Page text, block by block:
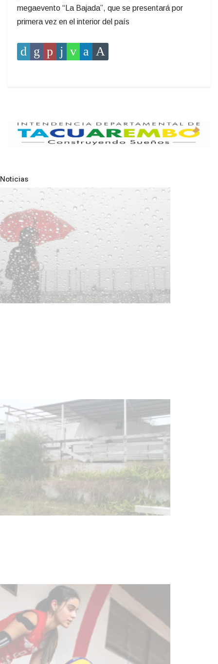
megaevento “La Bajada”, que se presentará por
primera vez en el interior del país
Noticias
NOTICIAS
Turismo accesible para personas